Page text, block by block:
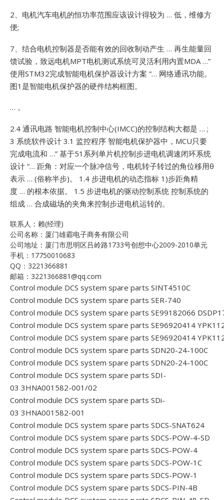
2、电机汽车电机的恒功率范围应该设计得较为 … 低，维修方
便;
7、结合电机控制器是否能有效的回收制动产生 … 再生能量回
馈试验，致远电机MPT电机测试系统可灵活利用内置MDA …”
使用STM32完成智能电机保护器设计方案 “… 网络通讯功能。
图1是智能电机保护器的硬件结构框图。
… 。
2.4 通讯电路 智能电机控制中心(IMCC)的控制结构大都是 … ;
3 系统软件设计 3.1 监控程序 智能电机保护器中，MCU只要
完成电流和 …” 基于51系列单片机控制步进电机调速闭环系统
设计 “… 距角：对应一个脉冲信号，电机转子转过的角位移用θ
表示 … (俗称半步)。
1.4 步进电机的动态指标 1)步距角精
度 … 的根本依据。
1.5 步进电机的驱动控制系统 控制系统的
组成 … 合成磁场的夹角来控制步进电机运转的。
联系人：赖(经理)
公司名称：厦门雄霸电子商务有限公司
公司地址：厦门市思明区吕岭路1733号创想中心2009-2010单元
手机：17750010683
QQ：3221366881
邮箱：3221366881@qq.com
Control module DCS system spare parts SINT4510C
Control module DCS system spare parts SER-740
Control module DCS system spare parts SE99182066
Control module DCS system spare parts SE96920414
Control module DCS system spare parts SE96920414
Control module DCS system spare parts SDN20-24-100C
Control module DCS system spare parts SDN20-24-100C
Control module DCS system spare parts SDI-
03 3HNA001582-001/02
Control module DCS system spare parts SDi-
03 3HNA001582-001
Control module DCS system spare parts SDCS-SNAT624
Control module DCS system spare parts SDCS-POW-4-SD
Control module DCS system spare parts SDCS-POW-4
Control module DCS system spare parts SDCS-POW-1C
Control module DCS system spare parts SDCS-POW-1
Control module DCS system spare parts SDCS-PIN-4B